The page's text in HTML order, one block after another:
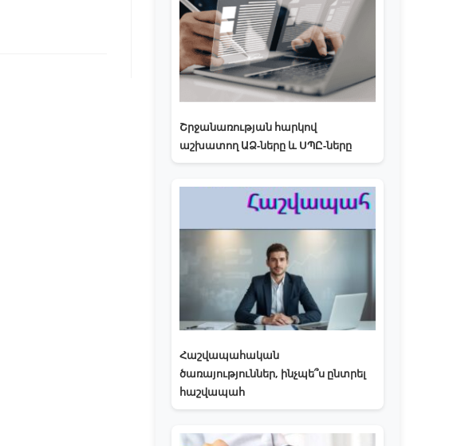
Շրջանառության հարկով
աշխատող ԱՁ-ները և ՍՊԸ-ները
Հաշվապահական
ծառայություններ, ինչպե՞ս ընտրել
հաշվապահ